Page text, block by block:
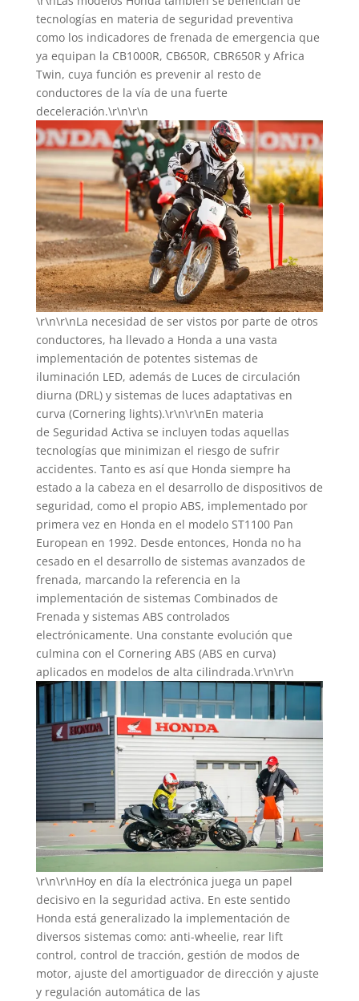
tecnologías en materia de seguridad preventiva
como los indicadores de frenada de emergencia que
ya equipan la CB1000R, CB650R, CBR650R y Africa
Twin, cuya función es prevenir al resto de
conductores de la vía de una fuerte
deceleración.\r\n\r\n
\r\n\r\nLa necesidad de ser vistos por parte de otros
conductores, ha llevado a Honda a una vasta
implementación de potentes sistemas de
iluminación LED, además de Luces de circulación
diurna (DRL) y sistemas de luces adaptativas en
curva (Cornering lights).\r\n\r\nEn materia
de Seguridad Activa se incluyen todas aquellas
tecnologías que minimizan el riesgo de sufrir
accidentes. Tanto es así que Honda siempre ha
estado a la cabeza en el desarrollo de dispositivos de
seguridad, como el propio ABS, implementado por
primera vez en Honda en el modelo ST1100 Pan
European en 1992. Desde entonces, Honda no ha
cesado en el desarrollo de sistemas avanzados de
frenada, marcando la referencia en la
implementación de sistemas Combinados de
Frenada y sistemas ABS controlados
electrónicamente. Una constante evolución que
culmina con el Cornering ABS (ABS en curva)
aplicados en modelos de alta cilindrada.\r\n\r\n
\r\n\r\nHoy en día la electrónica juega un papel
decisivo en la seguridad activa. En este sentido
Honda está generalizado la implementación de
diversos sistemas como: anti-wheelie, rear lift
control, control de tracción, gestión de modos de
motor, ajuste del amortiguador de dirección y ajuste
y regulación automática de las